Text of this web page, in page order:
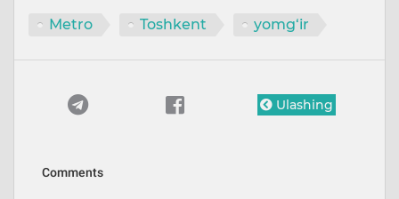
Metro Toshkent yomg‘ir
Ulashing